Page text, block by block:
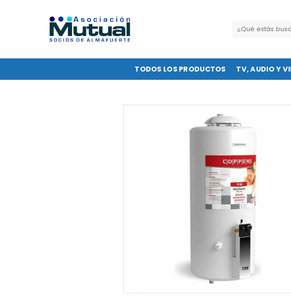
Buscar
por:
TODOS LOS PRODUCTOS TV, AUDIO Y